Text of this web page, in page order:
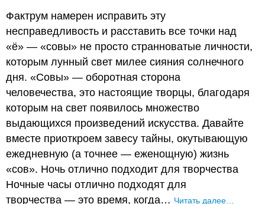
Фактрум намерен исправить эту
несправедливость и расставить все точки над
«ё» — «совы» не просто странноватые личности,
которым лунный свет милее сияния солнечного
дня. «Совы» — оборотная сторона
человечества, это настоящие творцы, благодаря
которым на свет появилось множество
выдающихся произведений искусства. Давайте
вместе приоткроем завесу тайны, окутывающую
ежедневную (а точнее — еженощную) жизнь
«сов». Ночь отлично подходит для творчества
Ночные часы отлично подходят для
творчества — это время, когда… Читать далее…